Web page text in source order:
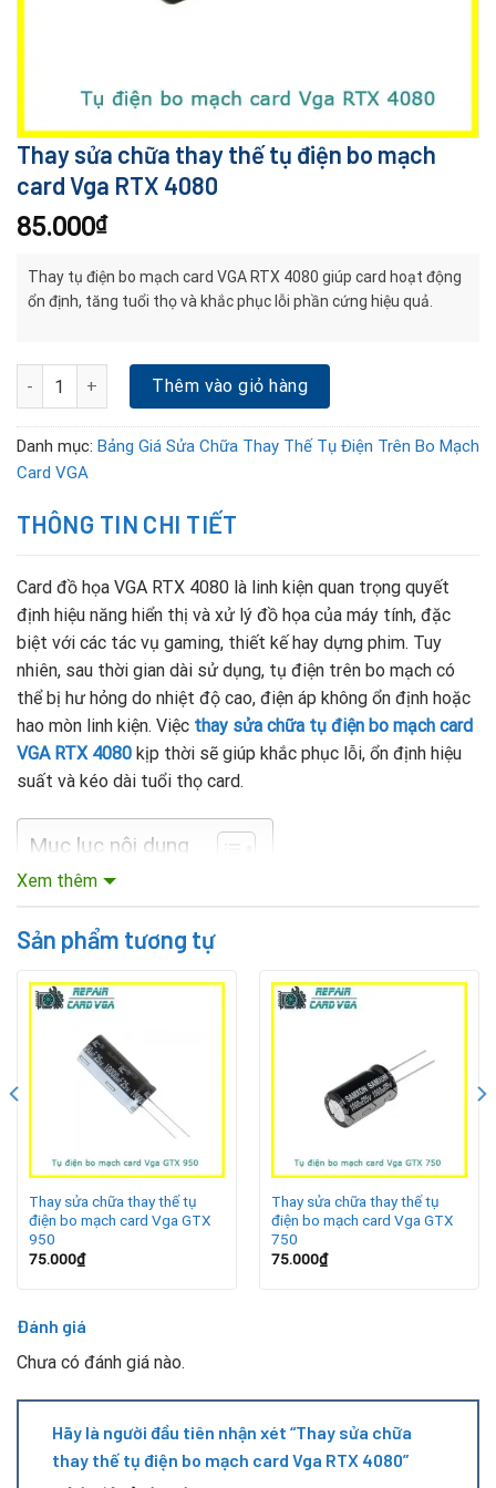
Thay sửa chữa thay thế tụ điện bo mạch
card Vga RTX 4080
85.000₫
Thay tụ điện bo mạch card VGA RTX 4080 giúp card hoạt động
ổn định, tăng tuổi thọ và khắc phục lỗi phần cứng hiệu quả.
Thay sửa chữa thay thế tụ điện bo mạch card Vga RTX 4080 số
Thêm vào giỏ hàng
Danh mục: Bảng Giá Sửa Chữa Thay Thế Tụ Điện Trên Bo Mạch
Card VGA
THÔNG TIN CHI TIẾT
Card đồ họa VGA RTX 4080 là linh kiện quan trọng quyết
định hiệu năng hiển thị và xử lý đồ họa của máy tính, đặc
biệt với các tác vụ gaming, thiết kế hay dựng phim. Tuy
nhiên, sau thời gian dài sử dụng, tụ điện trên bo mạch có
thể bị hư hỏng do nhiệt độ cao, điện áp không ổn định hoặc
hao mòn linh kiện. Việc thay sửa chữa tụ điện bo mạch card
VGA RTX 4080 kịp thời sẽ giúp khắc phục lỗi, ổn định hiệu
suất và kéo dài tuổi thọ card.
Mục lục nội dung
Người dùng có thể nhận biết card gặp sự cố tụ điện qua các
chạy ứng dụng nặng.
Màn hình xuất hiện nhiễu, giật lag hoặc màu sắc hiển thị
không chính xác.
Card đồ họa nóng bất thường dù đã vệ sinh và tra keo
Một số trường hợp xuất hiện vạch kẻ hoặc sọc trên màn
hình, cảnh báo bo mạch có linh kiện điện tử bị hỏng.
Xem thêm
Sản phẩm tương tự
Thay sửa chữa thay thế tụ
điện bo mạch card Vga GTX
950
75.000₫
Thay sửa chữa thay thế tụ
điện bo mạch card Vga GTX
750
75.000₫
Đánh giá
Chưa có đánh giá nào.
Hãy là người đầu tiên nhận xét “Thay sửa chữa
thay thế tụ điện bo mạch card Vga RTX 4080”